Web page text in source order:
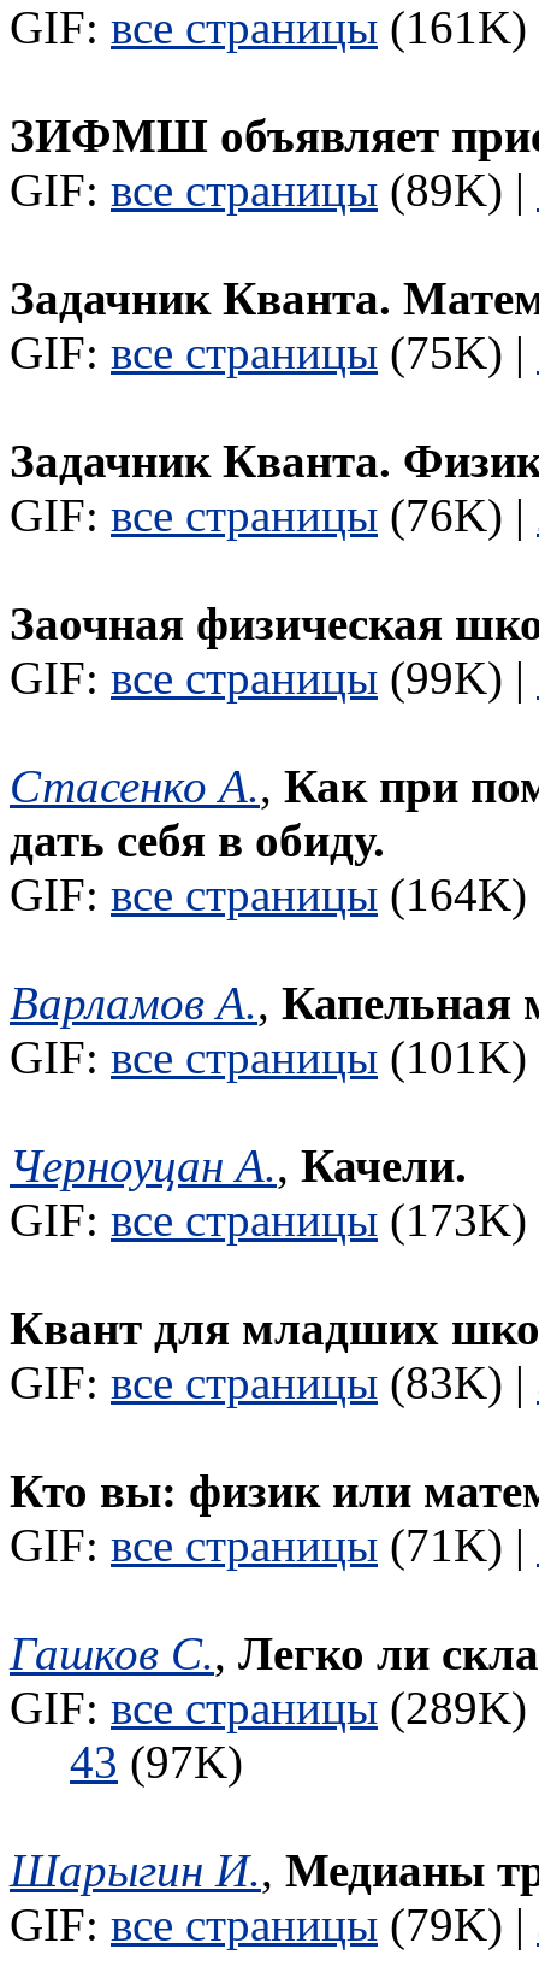
GIF: все страницы
ЗИФМШ объявляет
GIF: все страницы (89K) |
Задачник Кванта.
GIF: все страницы (75K) |
Задачник Кванта.
GIF: все страницы (76K) |
Заочная физическая
GIF: все страницы (99K) |
Стасенко А., Как при
дать себя в обиду.
GIF: все страницы
Варламов А., Капельная
GIF: все страницы
Черноуцан А., Качели.
GIF: все страницы
Квант для младших
GIF: все страницы (83K) |
Кто вы: физик или
GIF: все страницы (71K) |
Гашков С., Легко ли
GIF: все страницы
43 (97K)
Шарыгин И., Медианы
GIF: все страницы (79K) |